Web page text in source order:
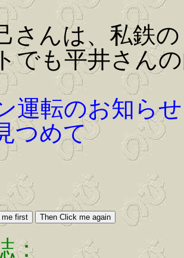
さんは、私鉄
でも平井さん
運転のお知らせ
つめて
：